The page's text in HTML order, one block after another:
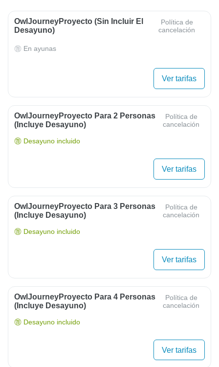
OwlJourneyProyecto (sin Incluir El
Desayuno)
Política de
cancelación
En ayunas
Ver tarifas
OwlJourneyProyecto Para 2 Personas
(Incluye Desayuno)
Política de
cancelación
Desayuno incluido
Ver tarifas
OwlJourneyProyecto Para 3 Personas
(Incluye Desayuno)
Política de
cancelación
Desayuno incluido
Ver tarifas
OwlJourneyProyecto Para 4 Personas
(Incluye Desayuno)
Política de
cancelación
Desayuno incluido
Ver tarifas